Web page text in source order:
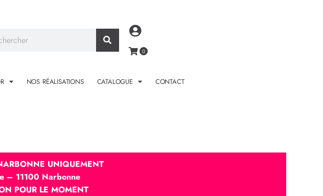
NOS RÉALISATIONS CATALOGUE CONTACT
UNIQUEMENT
– 11100 Narbonne
POUR LE MOMENT